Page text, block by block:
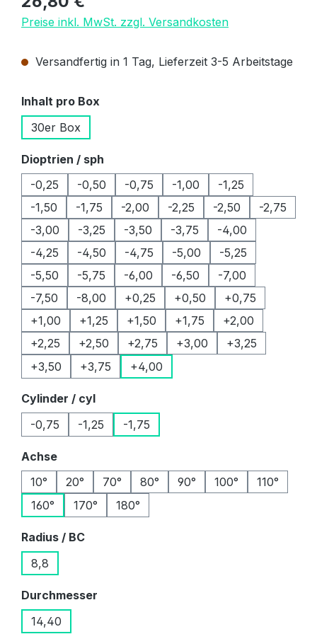
Preise inkl. MwSt. zzgl. Versandkosten
Versandfertig in 1 Tag, Lieferzeit 3-5 Arbeitstage
Inhalt pro Box
30er Box
Dioptrien / sph
-0,25
-0,50 -0,75 -1,00
-1,25
-1,50
-1,75 -2,00 -2,25 -2,50
-2,75
-3,00
-3,25 -3,50 -3,75
-4,00
-4,25
-4,50 -4,75 -5,00
-5,25
-5,50
-5,75 -6,00 -6,50
-7,00
-7,50
-8,00 +0,25 +0,50
+0,75
+1,00
+1,25 +1,50 +1,75
+2,00
+2,25
+2,50 +2,75 +3,00
+3,25
+3,50
+3,75 +4,00
Cylinder / cylauswählen
-0,75
-1,25 -1,75
Achseauswählen
10°
20° 70° 80° 90° 100°
110°
160°
170° 180°
Radius / BCauswählen
8,8
Durchmesser
14,40